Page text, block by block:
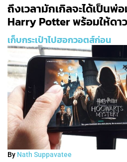
ถึงเวลามักเกิลจะได้เป็นพ่
Harry Potter พร้อมให้ดา
เก็บกระเป๋าไปฮอกวอตส์ก่อน
By Nath Suppavatee